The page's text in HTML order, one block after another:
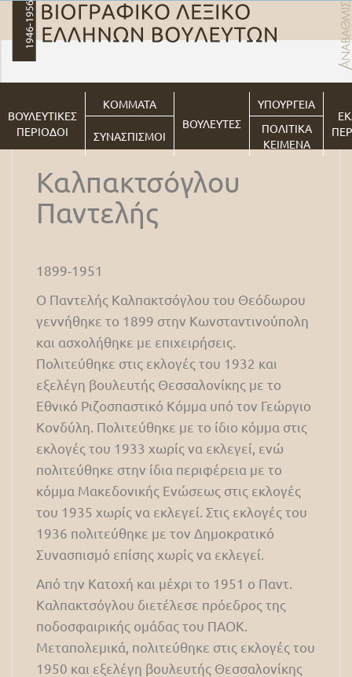
ΒΟΥΛΕΥΤΙΚΕΣ
ΠΕΡΙΟΔΟΙ
ΚΟΜΜΑΤΑ
ΒΟΥΛΕΥΤΕΣ
ΥΠΟΥΡΓΕΙΑ
ΣΥΝΑΣΠΙΣΜΟΙ
ΠΟΛΙΤΙΚΑ
ΚΕΙΜΕΝΑ
Καλπακτσόγλου
Παντελής
1899-1951
Ο Παντελής Καλπακτσόγλου του Θεόδωρου
γεννήθηκε το 1899 στην Κωνσταντινούπολη
και ασχολήθηκε με επιχειρήσεις.
Πολιτεύθηκε στις εκλογές του 1932 και
εξελέγη βουλευτής Θεσσαλονίκης με το
Εθνικό Ριζοσπαστικό Κόμμα υπό τον Γεώργιο
Κονδύλη. Πολιτεύθηκε με το ίδιο κόμμα στις
εκλογές του 1933 χωρίς να εκλεγεί, ενώ
πολιτεύθηκε στην ίδια περιφέρεια με το
κόμμα Μακεδονικής Ενώσεως στις εκλογές
του 1935 χωρίς να εκλεγεί. Στις εκλογές του
1936 πολιτεύθηκε με τον Δημοκρατικό
Συνασπισμό επίσης χωρίς να εκλεγεί.
Από την Κατοχή και μέχρι το 1951 ο Παντ.
Καλπακτσόγλου διετέλεσε πρόεδρος της
ποδοσφαιρικής ομάδας του ΠΑΟΚ.
Μεταπολεμικά, πολιτεύθηκε στις εκλογές του
1950 και εξελέγη βουλευτής Θεσσαλονίκης